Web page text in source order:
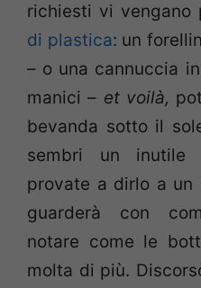
richiesti vi vengano
di plastica: un
– o una cannuccia
manici – et voilà,
bevanda sotto il
sembri un inutile
provate a dirlo a un
guarderà con
notare come le
molta di più.